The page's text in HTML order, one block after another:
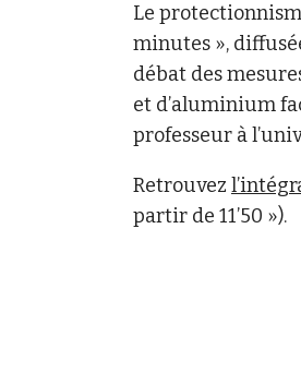
Le
minutes »,
débat des
et d’aluminium
professeur à
Retrouvez
partir de 11’50 »).